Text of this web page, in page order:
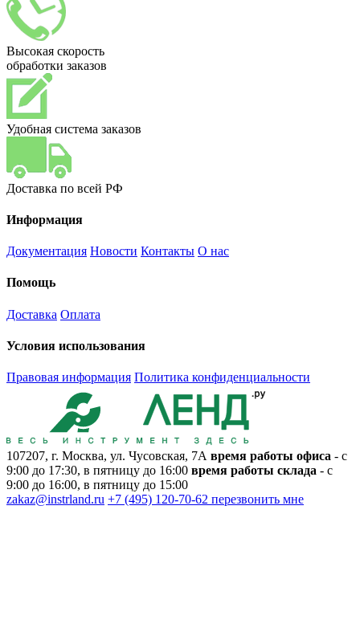
Высокая скорость
обработки заказов
Удобная система заказов
Доставка по всей РФ
Информация
Документация Новости Контакты О нас
Помощь
Доставка Оплата
Условия использования
Правовая информация Политика конфиденциальности
107207, г. Москва, ул. Чусовская, 7А время работы офиса - с
9:00 до 17:30, в пятницу до 16:00 время работы склада - с
9:00 до 16:00, в пятницу до 15:00
zakaz@instrland.ru +7 (495) 120-70-62 перезвонить мне